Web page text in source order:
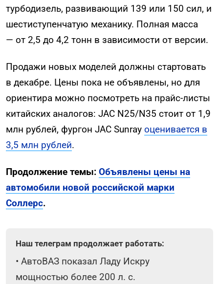
турбодизель, развивающий 139 или 150 сил, и
шестиступенчатую механику. Полная масса
— от 2,5 до 4,2 тонн в зависимости от версии.
Продажи новых моделей должны стартовать
в декабре. Цены пока не объявлены, но для
ориентира можно посмотреть на прайс-листы
китайских аналогов: JAC N25/N35 стоит от 1,9
млн рублей, фургон JAC Sunray оценивается в
3,5 млн рублей.
Продолжение темы: Объявлены цены на
автомобили новой российской марки
Соллерс.
Наш телеграм продолжает работать:
• АвтоВАЗ показал Ладу Искру
мощностью более 200 л. с.